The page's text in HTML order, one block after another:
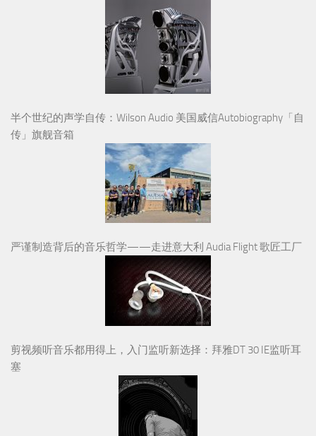
半个世纪的声学自传：Wilson Audio 美国威信Autobiography「自
传」旗舰音箱
严谨制造背后的音乐哲学——走进意大利 Audia Flight 歌匠工厂
剪视频听音乐都用得上，入门监听新选择：拜雅DT 30 IE监听耳
塞